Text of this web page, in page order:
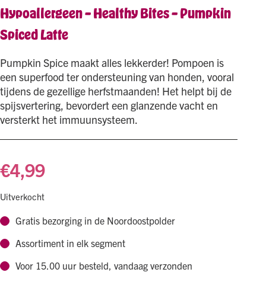
Hypoallergeen – Healthy Bites – Pumpkin
Spiced Latte
Pumpkin Spice maakt alles lekkerder! Pompoen is
een superfood ter ondersteuning van honden, vooral
tijdens de gezellige herfstmaanden! Het helpt bij de
spijsvertering, bevordert een glanzende vacht en
versterkt het immuunsysteem.
€4,99
Uitverkocht
Gratis bezorging in de Noordoostpolder
Assortiment in elk segment
Voor 15.00 uur besteld, vandaag verzonden